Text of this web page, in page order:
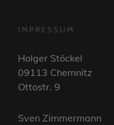
IMPRESSUM
Holger Stöckel
09113 Chemnitz
Ottostr. 9
Sven Zimmermann